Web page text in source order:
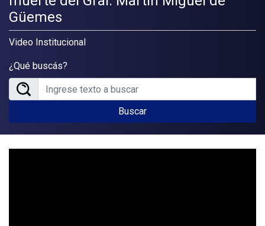
Güemes
Video Institucional
¿Qué buscás?
Buscar